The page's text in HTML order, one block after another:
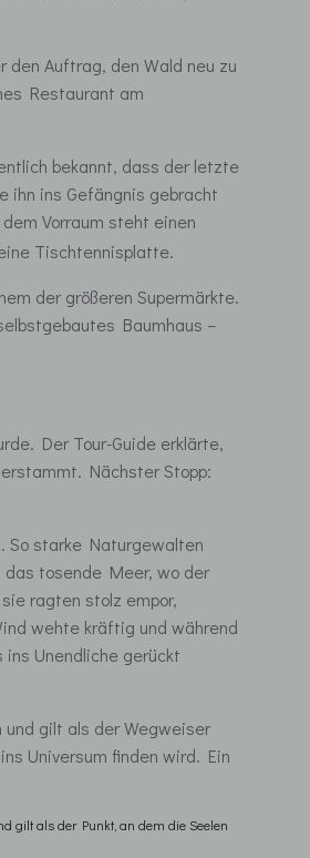
Auftrag, den Wald neu zu
Restaurant am
bekannt, dass der letzte
ins Gefängnis gebracht
Vorraum steht einen
Tischtennisplatte.
der größeren Supermärkte.
Baumhaus –
Der Tour-Guide erklärte,
Nächster Stopp:
So starke Naturgewalten
das tosende Meer, wo der
ragten stolz empor,
wehte kräftig und während
Unendliche gerückt
gilt als der Wegweiser
Universum finden wird. Ein
gilt als der Punkt, an dem die Seelen